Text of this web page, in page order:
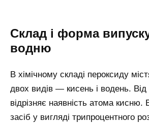
Склад і форма
водню
В хімічному складі пероксиду
двох видів — кисень і водень.
відрізняє наявність атома кисню.
засіб у вигляді трипроцентного